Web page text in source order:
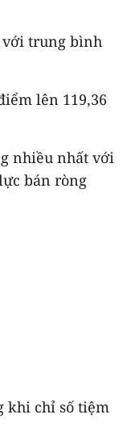
với trung bình
lên 119,36
nhiều nhất với
bán ròng
khi chỉ số tiệm